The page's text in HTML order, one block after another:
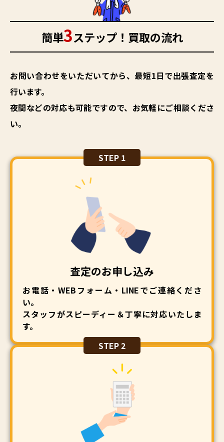
簡単3ステップ！買取の流れ
お問い合わせをいただいてから、最短1日で出張査定を
行います。
夜間などの対応も可能ですので、お気軽にご相談くださ
い。
STEP 1
査定のお申し込み
お電話・WEBフォーム・LINEでご連絡くださ
い。
スタッフがスピーディー＆丁寧に対応いたしま
す。
STEP 2